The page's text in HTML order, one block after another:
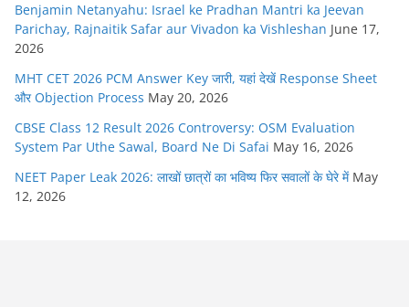
Benjamin Netanyahu: Israel ke Pradhan Mantri ka Jeevan
Parichay, Rajnaitik Safar aur Vivadon ka Vishleshan June 17,
2026
MHT CET 2026 PCM Answer Key जारी, यहां देखें Response Sheet
और Objection Process May 20, 2026
CBSE Class 12 Result 2026 Controversy: OSM Evaluation
System Par Uthe Sawal, Board Ne Di Safai May 16, 2026
NEET Paper Leak 2026: लाखों छात्रों का भविष्य फिर सवालों के घेरे में May
12, 2026